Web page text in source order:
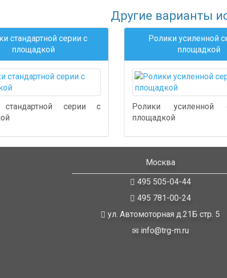
Другие варианты
стандартной серии с
площадкой
серии с
Ролики усиленной
площадкой
Ролики
площадкой
Москва
495 505-04-44
495 781-00-24
ул. Автомоторная д.21Б стр. 5
info@trg-m.ru